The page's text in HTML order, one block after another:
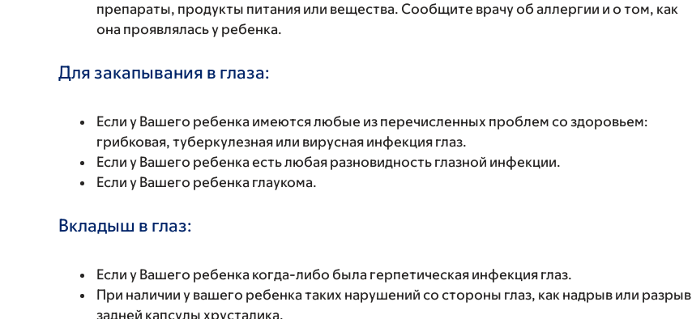
препараты, продукты питания или вещества. Сообщите врачу об аллергии и о том, как
она проявлялась у ребенка.
Для закапывания в глаза:
Если у Вашего ребенка имеются любые из перечисленных проблем со здоровьем:
грибковая, туберкулезная или вирусная инфекция глаз.
Если у Вашего ребенка есть любая разновидность глазной инфекции.
Если у Вашего ребенка глаукома.
Вкладыш в глаз:
Если у Вашего ребенка когда-либо была герпетическая инфекция глаз.
При наличии у вашего ребенка таких нарушений со стороны глаз, как надрыв или разрыв
задней капсулы хрусталика.